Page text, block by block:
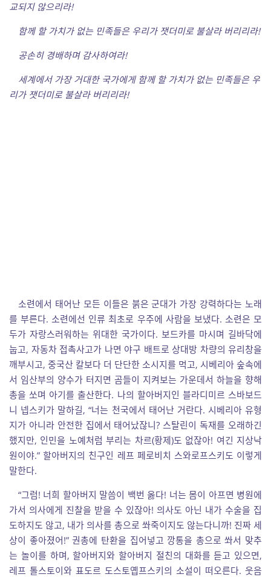
교되지 않으리라!
함께 할 가치가 없는 민족들은 우리가 잿더미로 불살라 버리리라!
공손히 경배하며 감사하여라!
세계에서 가장 거대한 국가에게 함께 할 가치가 없는 민족들은 우
리가 잿더미로 불살라 버리리라!
소련에서 태어난 모든 이들은 붉은 군대가 가장 강력하다는 노래
를 부른다. 소련에선 인류 최초로 우주에 사람을 보냈다. 소련은 모
두가 자랑스러워하는 위대한 국가이다. 보드카를 마시며 길바닥에
눕고, 자동차 접촉사고가 나면 야구 배트로 상대방 차량의 유리창을
깨부시고, 중국산 칼보다 더 단단한 소시지를 먹고, 시베리아 숲속에
서 임산부의 양수가 터지면 곰들이 지켜보는 가운데서 하늘을 향해
총을 쏘며 아기를 출산한다. 나의 할아버지인 블라디미르 스바보드
니 넵스키가 말하길, “너는 천국에서 태어난 거란다. 시베리아 유형
지가 아니라 안전한 집에서 태어났잖니? 스탈린이 독재를 오래하긴
했지만, 인민을 노예처럼 부리는 차르(황제)도 없잖아! 여긴 지상낙
원이야.” 할아버지의 친구인 레프 페로비치 스와로프스키도 이렇게
말한다.
“그럼! 너희 할아버지 말씀이 백번 옳다! 너는 몸이 아프면 병원에
가서 의사에게 진찰을 받을 수 있잖아! 의사도 아닌 내가 수술을 집
도하지도 않고, 내가 의사를 총으로 쏴죽이지도 않는다니까! 진짜 세
상이 좋아졌어!” 권총에 탄환을 집어넣고 깡통을 총으로 쏴서 맞추
는 놀이를 하며, 할아버지와 할아버지 절친의 대화를 듣고 있으면,
레프 톨스토이와 표도르 도스토옙프스키의 소설이 떠오른다. 웃음